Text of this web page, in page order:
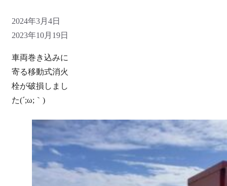
2024年3月4日
2023年10月19日
車両巻き込みに
寄る移動式消火
栓が破損しまし
た(´;ω;｀)